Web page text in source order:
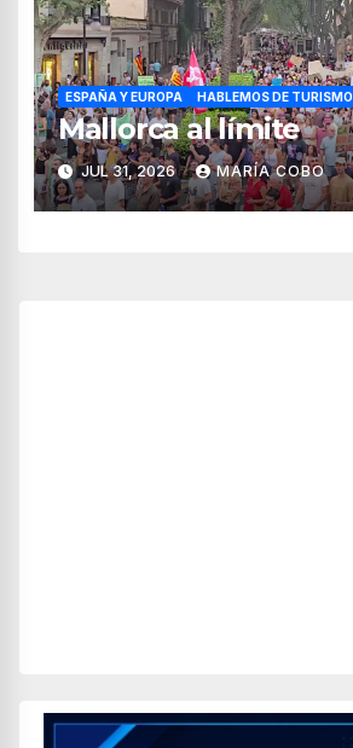
ESPAÑA Y EUROPA HABLEMOS DE TURISMO
Mallorca al límite
JUL 31, 2026 MARÍA COBO